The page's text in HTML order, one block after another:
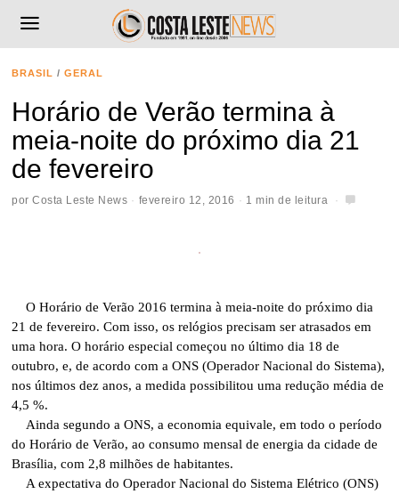
BRASIL / GERAL
Horário de Verão termina à
meia-noite do próximo dia 21
de fevereiro
porCosta Leste News fevereiro 12, 2016 1 min de leitura
O Horário de Verão 2016 termina à meia-noite do próximo dia
21 de fevereiro. Com isso, os relógios precisam ser atrasados em
uma hora. O horário especial começou no último dia 18 de
outubro, e, de acordo com a ONS (Operador Nacional do Sistema),
nos últimos dez anos, a medida possibilitou uma redução média de
4,5 %.
Ainda segundo a ONS, a economia equivale, em todo o período
do Horário de Verão, ao consumo mensal de energia da cidade de
Brasília, com 2,8 milhões de habitantes.
A expectativa do Operador Nacional do Sistema Elétrico (ONS)